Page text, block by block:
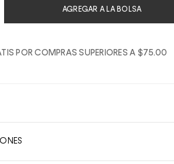
AGREGAR A LA BOLSA
POR COMPRAS SUPERIORES A $75.00